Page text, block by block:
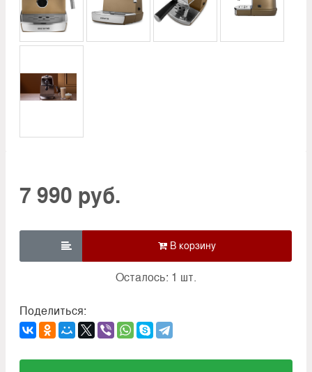
7 990 руб.

Осталось: 1 шт.
Поделиться: